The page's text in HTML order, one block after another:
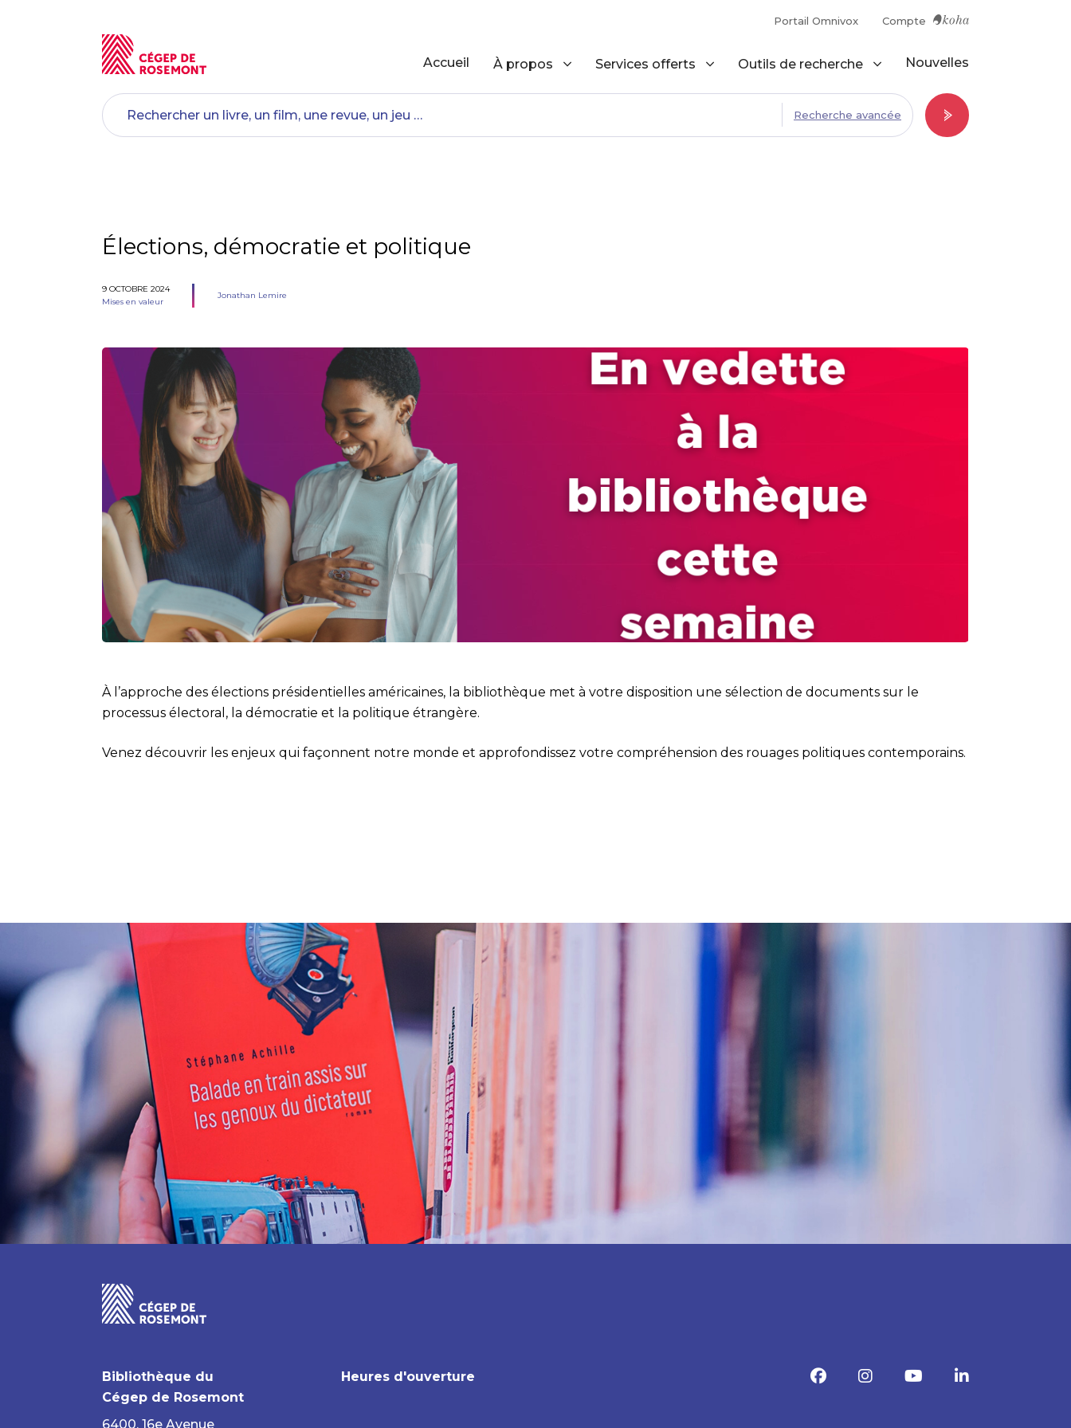
Portail Omnivox Compte
Accueil À propos Services offerts Outils de recherche Nouvelles
Recherche avancée
Élections, démocratie et politique
9 OCTOBRE 2024
Mises en valeur
Jonathan Lemire
À l’approche des élections présidentielles américaines, la bibliothèque met à votre disposition une sélection de documents sur le
processus électoral, la démocratie et la politique étrangère.
Venez découvrir les enjeux qui façonnent notre monde et approfondissez votre compréhension des rouages politiques contemporains.
Bibliothèque du
Cégep de Rosemont
6400, 16e Avenue
Heures d'ouverture